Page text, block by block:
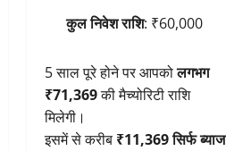
कुल निवेश राशि: ₹60,000
5 साल पूरे होने पर आपकोलगभग
₹71,369की मैच्योरिटी राशि
मिलेगी।
इसमें से करीब ₹11,369 सिर्फ ब्याज